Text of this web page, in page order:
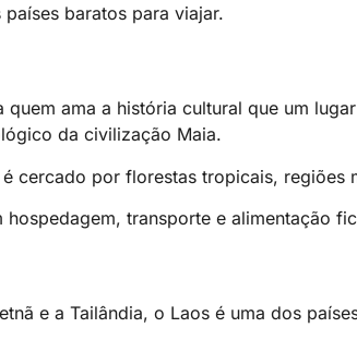
países baratos para viajar.
quem ama a história cultural que um
da civilização Maia.
cercado por florestas tropicais, regiões
hospedagem, transporte e alimentação
e a Tailândia, o Laos é uma dos